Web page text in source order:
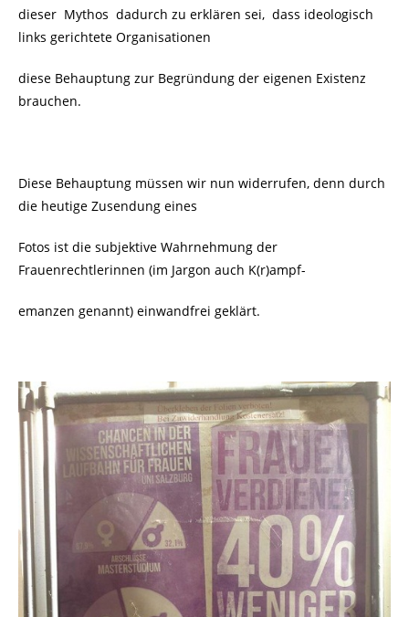
dieser Mythos dadurch zu erklären sei, dass ideologisch
links gerichtete Organisationen
diese Behauptung zur Begründung der eigenen Existenz
brauchen.
Diese Behauptung müssen wir nun widerrufen, denn durch
die heutige Zusendung eines
Fotos ist die subjektive Wahrnehmung der
Frauenrechtlerinnen (im Jargon auch K(r)ampf-
emanzen genannt) einwandfrei geklärt.